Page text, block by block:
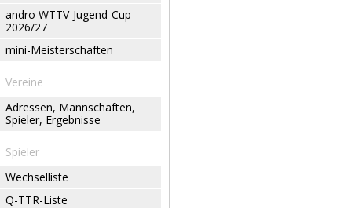
andro WTTV-Jugend-Cup
2026/27
mini-Meisterschaften
Vereine
Adressen, Mannschaften,
Spieler, Ergebnisse
Spieler
Wechselliste
Q-TTR-Liste